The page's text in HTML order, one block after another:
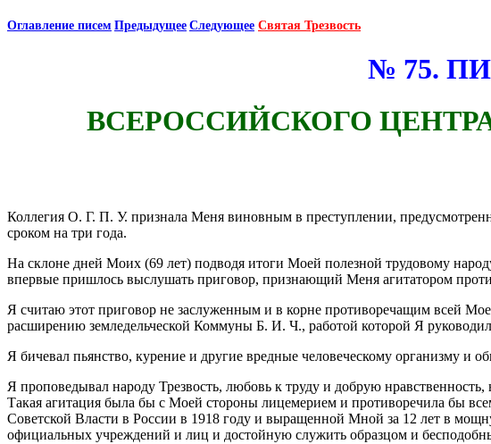
Оглавление писем Предыдущее Следующее Святая Трезвость
№ 75.
ВСЕРОССИЙСКОГО
Коллегия О. Г. П. У. признала Меня виновным в преступлении,
сроком на три года.
На склоне дней Моих (69 лет) подводя итоги Моей полезной трудовому
впервые пришлось выслушать приговор, признающий Меня агитатором
Я считаю этот приговор не заслуженным и в корне противоречащим всей
расширению земледельческой Коммуны Б. И. Ч., работой которой Я
Я бичевал пьянство, курение и другие вредные человеческому организму и
Я проповедывал народу Трезвость, любовь к труду и добрую
Такая агитация была бы с Моей стороны лицемерием и противоречила бы
Советской Власти в России в 1918 году и выращенной Мной за 12 лет в
официальных учреждений и лиц и достойную служить образцом и